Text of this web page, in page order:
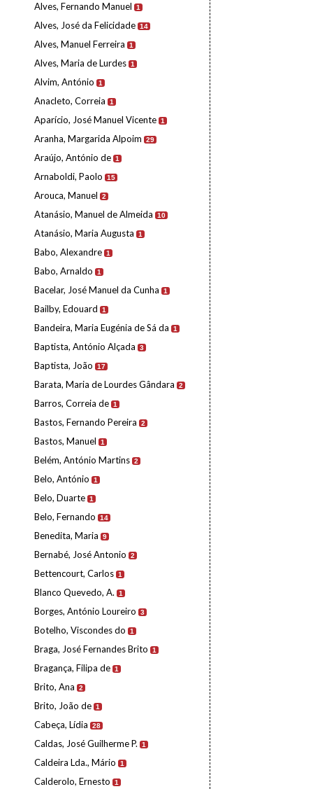
Alves, Fernando Manuel 1
Alves, José da Felicidade 14
Alves, Manuel Ferreira 1
Alves, Maria de Lurdes 1
Alvim, António 1
Anacleto, Correia 1
Aparício, José Manuel Vicente 1
Aranha, Margarida Alpoim 29
Araújo, António de 1
Arnaboldi, Paolo 15
Arouca, Manuel 2
Atanásio, Manuel de Almeida 10
Atanásio, Maria Augusta 1
Babo, Alexandre 1
Babo, Arnaldo 1
Bacelar, José Manuel da Cunha 1
Bailby, Edouard 1
Bandeira, Maria Eugénia de Sá da 1
Baptista, António Alçada 3
Baptista, João 17
Barata, Maria de Lourdes Gândara 2
Barros, Correia de 1
Bastos, Fernando Pereira 2
Bastos, Manuel 1
Belém, António Martins 2
Belo, António 1
Belo, Duarte 1
Belo, Fernando 14
Benedita, Maria 9
Bernabé, José Antonio 2
Bettencourt, Carlos 1
Blanco Quevedo, A. 1
Borges, António Loureiro 3
Botelho, Viscondes do 1
Braga, José Fernandes Brito 1
Bragança, Filipa de 1
Brito, Ana 2
Brito, João de 1
Cabeça, Lídia 28
Caldas, José Guilherme P. 1
Caldeira Lda., Mário 1
Calderolo, Ernesto 1